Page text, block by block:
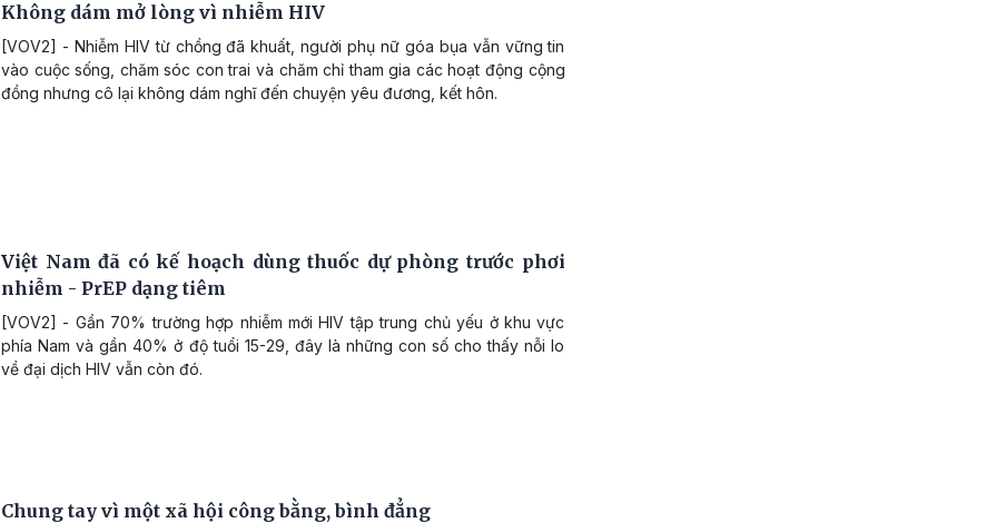
Không dám mở lòng vì nhiễm HIV
[VOV2] - Nhiễm HIV từ chồng đã khuất, người phụ nữ góa bụa vẫn vững tin
vào cuộc sống, chăm sóc con trai và chăm chỉ tham gia các hoạt động cộng
đồng nhưng cô lại không dám nghĩ đến chuyện yêu đương, kết hôn.
Việt Nam đã có kế hoạch dùng thuốc dự phòng trước phơi
nhiễm - PrEP dạng tiêm
[VOV2] - Gần 70% trường hợp nhiễm mới HIV tập trung chủ yếu ở khu vực
phía Nam và gần 40% ở độ tuổi 15-29, đây là những con số cho thấy nỗi lo
về đại dịch HIV vẫn còn đó.
Chung tay vì một xã hội công bằng, bình đẳng